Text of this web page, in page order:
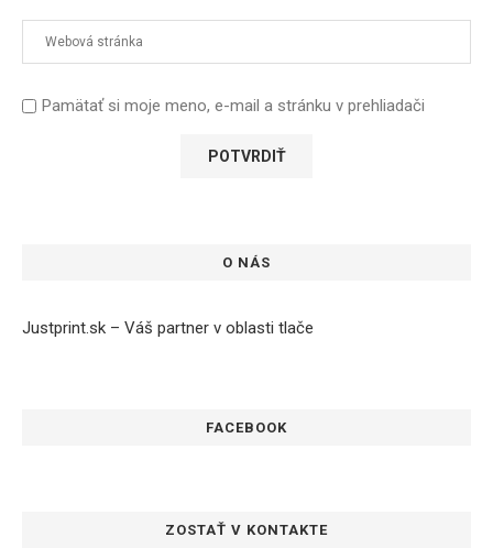
Pamätať si moje meno, e-mail a stránku v prehliadači
O NÁS
Justprint.sk – Váš partner v oblasti tlače
FACEBOOK
ZOSTAŤ V KONTAKTE